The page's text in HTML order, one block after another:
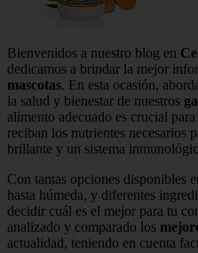
Bienvenidos a nuestro blog en
dedicamos a brindar la mejor
mascotas. En esta ocasión,
la salud y bienestar de nuestros
alimento adecuado es crucial
reciban los nutrientes necesarios
brillante y un sistema
Con tantas opciones disponibles
hasta húmeda, y diferentes
decidir cuál es el mejor para tu
analizado y comparado los
actualidad, teniendo en cuenta